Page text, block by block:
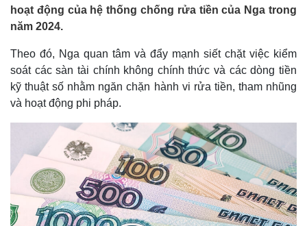
hoạt động của hệ thống chống rửa tiền của Nga trong
năm 2024.
Theo đó, Nga quan tâm và đẩy mạnh siết chặt việc kiểm
soát các sàn tài chính không chính thức và các dòng tiền
kỹ thuật số nhằm ngăn chặn hành vi rửa tiền, tham nhũng
và hoạt động phi pháp.